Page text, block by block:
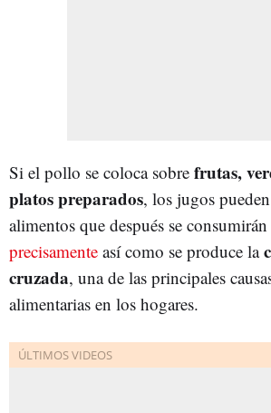
Si el pollo se coloca sobre frutas,
platos preparados, los jugos
alimentos que después se
precisamente así como se produce la
cruzada, una de las principales
alimentarias en los hogares.